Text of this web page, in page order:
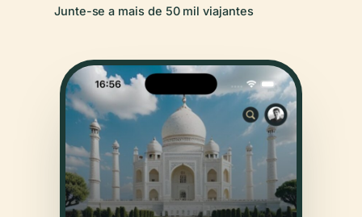
Junte-se a mais de 50 mil viajantes